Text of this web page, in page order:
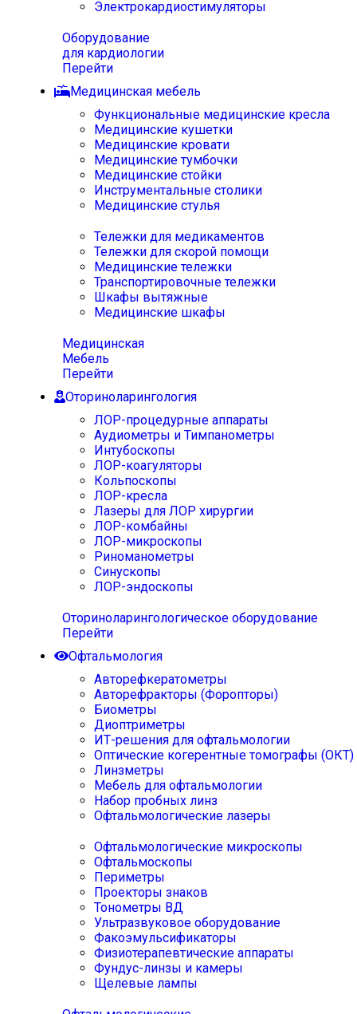
Электрокардиостимуляторы
Оборудование
для кардиологии
Перейти
Медицинская мебель
Функциональные медицинские кресла
Медицинские кушетки
Медицинские кровати
Медицинские тумбочки
Медицинские стойки
Инструментальные столики
Медицинские стулья
Тележки для медикаментов
Тележки для скорой помощи
Медицинские тележки
Транспортировочные тележки
Шкафы вытяжные
Медицинские шкафы
Медицинская
Мебель
Перейти
Оториноларингология
ЛОР-процедурные аппараты
Аудиометры и Тимпанометры
Интубоскопы
ЛОР-коагуляторы
Кольпоскопы
ЛОР-кресла
Лазеры для ЛОР хирургии
ЛОР-комбайны
ЛОР-микроскопы
Риноманометры
Синускопы
ЛОР-эндоскопы
Оториноларингологическое оборудование
Перейти
Офтальмология
Авторефкератометры
Авторефракторы (Форопторы)
Биометры
Диоптриметры
ИТ-решения для офтальмологии
Оптические когерентные томографы (ОКТ)
Линзметры
Мебель для офтальмологии
Набор пробных линз
Офтальмологические лазеры
Офтальмологические микроскопы
Офтальмоскопы
Периметры
Проекторы знаков
Тонометры ВД
Ультразвуковое оборудование
Факоэмульсификаторы
Физиотерапевтические аппараты
Фундус-линзы и камеры
Щелевые лампы